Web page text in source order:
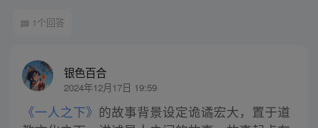
1个回答
银色百合
2024年12月17日 19:59
《一人之下》 的故事背景设定诡谲宏大，置于道